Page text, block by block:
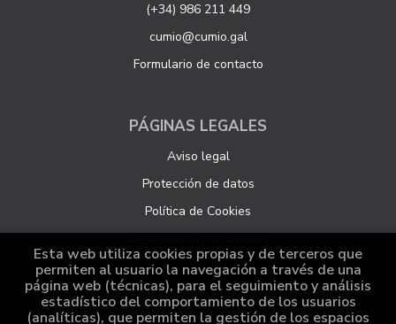
(+34) 986 211 449
cumio@cumio.gal
Formulario de contacto
PÁGINAS LEGALES
Aviso legal
Protección de datos
Política de Cookies
ATENCIÓN AL CLIENTE
Esta web utiliza cookies propias y de terceros que
permiten al usuario la navegación a través de una
página web (técnicas), para el seguimiento y análisis
estadístico del comportamiento de los usuarios
(analíticas), que permiten la gestión de los espacios